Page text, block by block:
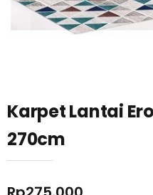
Karpet Lantai
270cm